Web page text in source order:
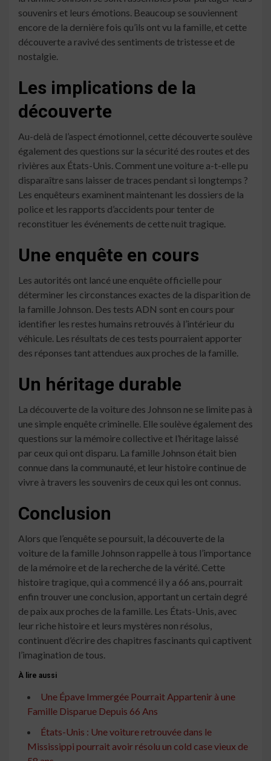
souvenirs et leurs émotions. Beaucoup se souviennent
encore de la dernière fois qu’ils ont vu la famille, et cette
découverte a ravivé des sentiments de tristesse et de
nostalgie.
Les implications de la
découverte
Au-delà de l’aspect émotionnel, cette découverte soulève
également des questions sur la sécurité des routes et des
rivières aux États-Unis. Comment une voiture a-t-elle pu
disparaître sans laisser de traces pendant si longtemps ?
Les enquêteurs examinent maintenant les dossiers de la
police et les rapports d’accidents pour tenter de
reconstituer les événements de cette nuit tragique.
Une enquête en cours
Les autorités ont lancé une enquête officielle pour
déterminer les circonstances exactes de la disparition de
la famille Johnson. Des tests ADN sont en cours pour
identifier les restes humains retrouvés à l’intérieur du
véhicule. Les résultats de ces tests pourraient apporter
des réponses tant attendues aux proches de la famille.
Un héritage durable
La découverte de la voiture des Johnson ne se limite pas à
une simple enquête criminelle. Elle soulève également des
questions sur la mémoire collective et l’héritage laissé
par ceux qui ont disparu. La famille Johnson était bien
connue dans la communauté, et leur histoire continue de
vivre à travers les souvenirs de ceux qui les ont connus.
Conclusion
Alors que l’enquête se poursuit, la découverte de la
voiture de la famille Johnson rappelle à tous l’importance
de la mémoire et de la recherche de la vérité. Cette
histoire tragique, qui a commencé il y a 66 ans, pourrait
enfin trouver une conclusion, apportant un certain degré
de paix aux proches de la famille. Les États-Unis, avec
leur riche histoire et leurs mystères non résolus,
continuent d’écrire des chapitres fascinants qui captivent
l’imagination de tous.
À lire aussi
Une Épave Immergée Pourrait Appartenir à une
Famille Disparue Depuis 66 Ans
États-Unis : Une voiture retrouvée dans le
Mississippi pourrait avoir résolu un cold case vieux de